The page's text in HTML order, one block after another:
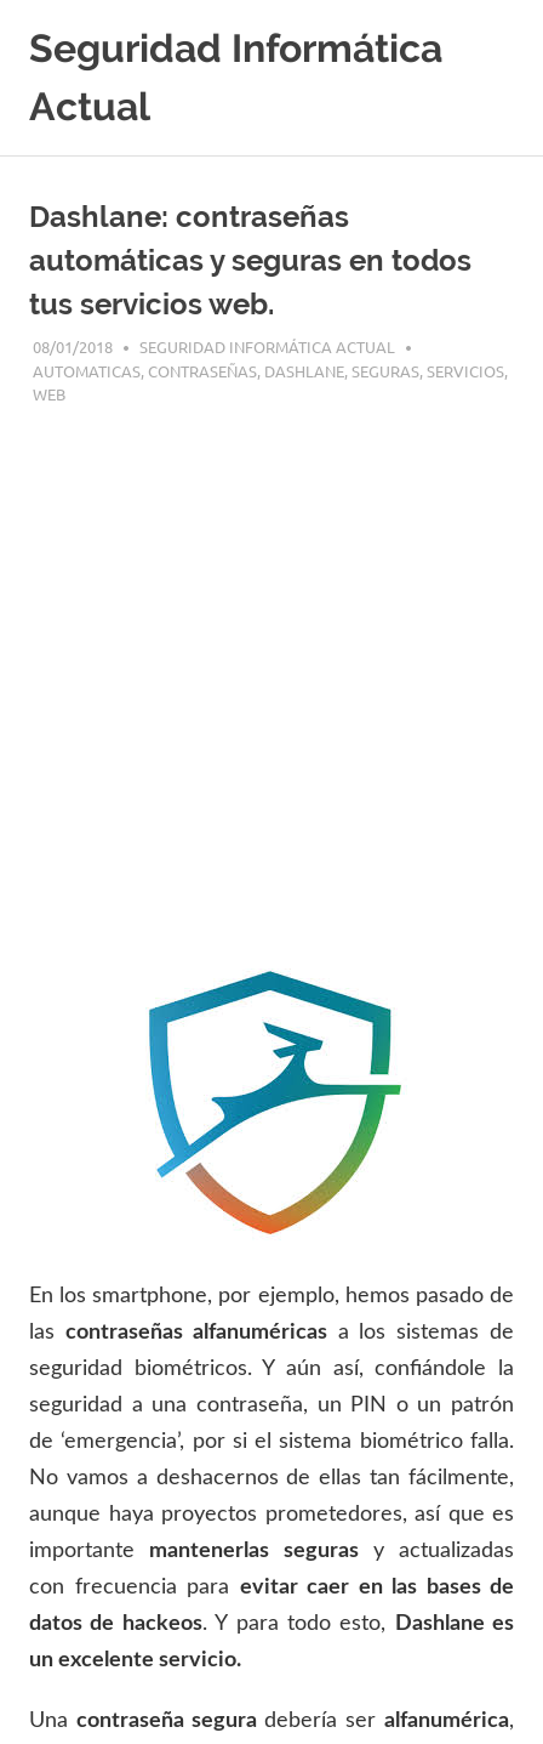
contenido
Seguridad Informática
Actual
Seguridad
Informatica
y
Hacking
|
Ciberseguridad
|
Dashlane: contraseñas
automáticas y seguras en todos
tus servicios web.
08/01/2018
SEGURIDAD INFORMÁTICA ACTUAL
AUTOMATICAS, CONTRASEÑAS, DASHLANE,SEGURAS,SERVICIOS,
WEB
En los smartphone, por ejemplo, hemos pasado de
las contraseñas alfanuméricasa los sistemas de
seguridad biométricos. Y aún así, confiándole la
seguridad a una contraseña, un PIN o un patrón
de ‘emergencia’, por si el sistema biométrico falla.
No vamos a deshacernos de ellas tan fácilmente,
aunque haya proyectos prometedores, así que es
importante mantenerlas segurasy actualizadas
con frecuencia para evitar caer en las bases de
datos de hackeos. Y para todo esto,
Dashlane es
un excelente servicio.
Una contraseña seguradebería seralfanumérica,